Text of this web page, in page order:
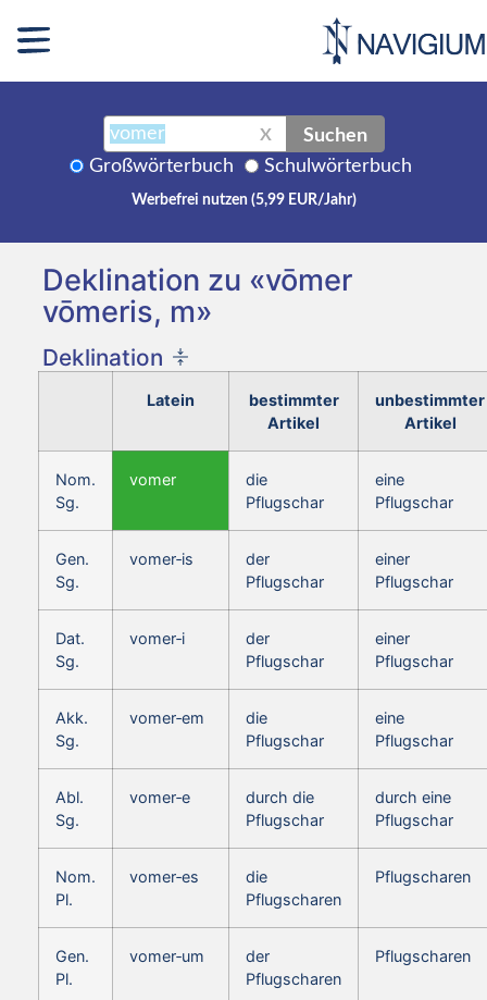
X Suchen
Großwörterbuch Schulwörterbuch
Werbefrei nutzen (5,99 EUR/Jahr)
Deklination zu «vōmer
vōmeris, m»
Deklination
Latein
bestimmter
Artikel
unbestimmter
Artikel
Nom.
Sg.
vomer
die
Pflugschar
eine
Pflugschar
Gen.
Sg.
vomer‑is
der
Pflugschar
einer
Pflugschar
Dat.
Sg.
vomer‑i
der
Pflugschar
einer
Pflugschar
Akk.
Sg.
vomer‑em
die
Pflugschar
eine
Pflugschar
Abl.
Sg.
vomer‑e
durch die
Pflugschar
durch eine
Pflugschar
Nom.
Pl.
vomer‑es
die
Pflugscharen
Pflugscharen
Gen.
Pl.
vomer‑um
der
Pflugscharen
Pflugscharen